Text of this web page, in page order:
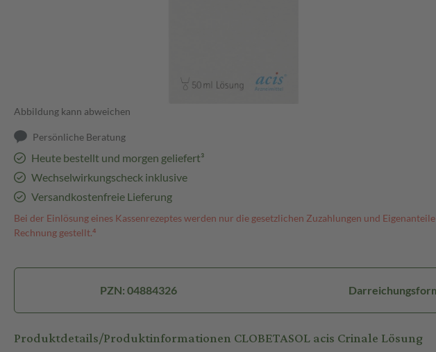
Abbildung kann abweichen
Persönliche Beratung
Heute bestellt und morgen geliefert³
Wechselwirkungscheck inklusive
Versandkostenfreie Lieferung
Bei der Einlösung eines Kassenrezeptes werden nur die gesetzlichen Zuzahlungen und
Rechnung gestellt.⁴
PZN: 04884326
Produktdetails/Produktinformationen CLOBETASOL acis Crinale Lösung